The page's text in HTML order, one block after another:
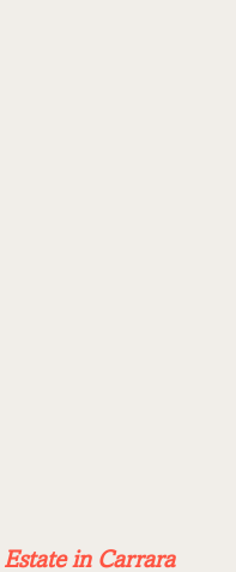
Estate in Carrara